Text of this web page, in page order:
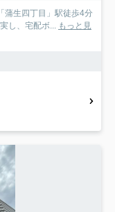
蒲生四丁目」駅徒歩4分
し、宅配ボ...
もっと見